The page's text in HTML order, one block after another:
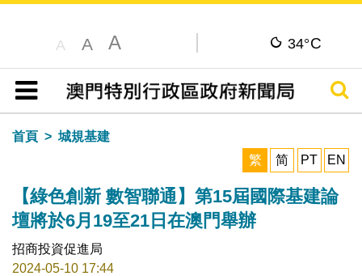
A A A 34°C
目錄
搜尋
首頁
城規基建
繁
简 PT EN
【綠色創新 數智聯通】第15屆國際基建論
壇將於6月19至21日在澳門舉辦
招商投資促進局
2024-05-10 17:44